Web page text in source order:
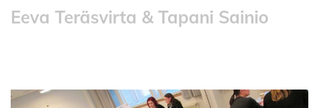
Eeva Teräsvirta & Tapani Sainio